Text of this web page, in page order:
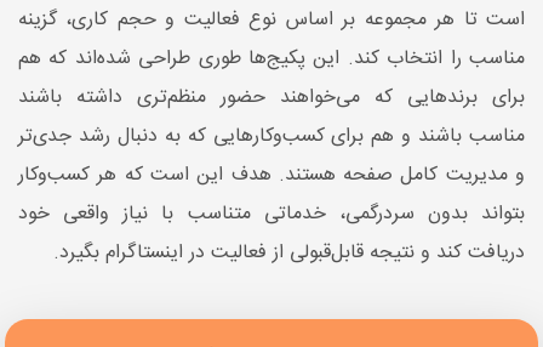
است تا هر مجموعه بر اساس نوع فعالیت و حجم کاری، گزینه
مناسب را انتخاب کند. این پکیج‌ها طوری طراحی شده‌اند که هم
برای برندهایی که می‌خواهند حضور منظم‌تری داشته باشند
مناسب باشند و هم برای کسب‌وکارهایی که به دنبال رشد جدی‌تر
و مدیریت کامل صفحه هستند. هدف این است که هر کسب‌وکار
بتواند بدون سردرگمی، خدماتی متناسب با نیاز واقعی خود
دریافت کند و نتیجه قابل‌قبولی از فعالیت در اینستاگرام بگیرد.